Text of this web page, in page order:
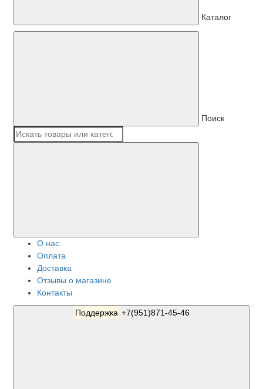
Каталог
Поиск
О нас
Оплата
Доставка
Отзывы о магазине
Контакты
Поддержка +7(951)871-45-46